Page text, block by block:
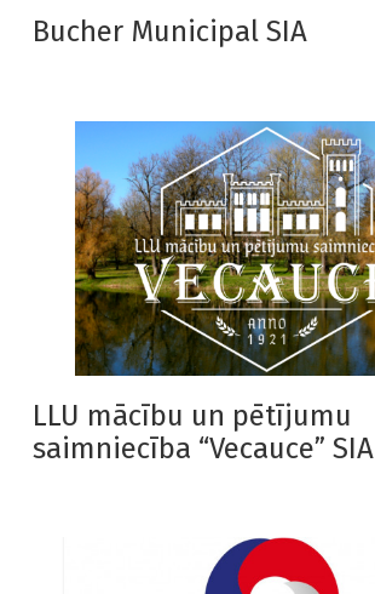
Bucher Municipal SIA
LLU mācību un pētījumu
saimniecība “Vecauce” SIA